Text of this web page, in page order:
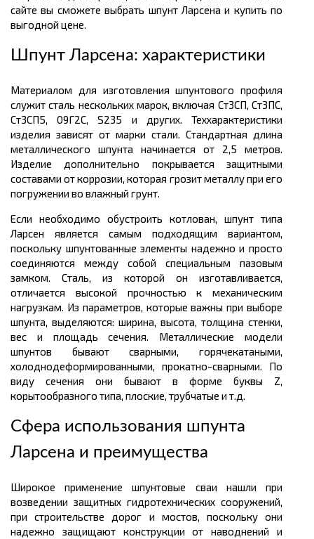
сайте вы сможете выбрать шпунт Ларсена и купить по
выгодной цене.
Шпунт Ларсена: характеристики
Материалом для изготовления шпунтового профиля
служит сталь нескольких марок, включая Ст3СП, Ст3ПС,
Ст3СП5, 09Г2С, S235 и других. Теххарактеристики
изделия зависят от марки стали. Стандартная длина
металлического шпунта начинается от 2,5 метров.
Изделие дополнительно покрывается защитными
составами от коррозии, которая грозит металлу при его
погружении во влажный грунт.
Если необходимо обустроить котлован, шпунт типа
Ларсен является самым подходящим вариантом,
поскольку шпунтованные элементы надежно и просто
соединяются между собой специальным пазовым
замком. Сталь, из которой он изготавливается,
отличается высокой прочностью к механическим
нагрузкам. Из параметров, которые важны при выборе
шпунта, выделяются: ширина, высота, толщина стенки,
вес и площадь сечения. Металлические модели
шпунтов бывают сварными, горячекатаными,
холоднодеформированными, прокатно-сварными. По
виду сечения они бывают в форме буквы Z,
корытообразного типа, плоские, трубчатые и т.д.
Сфера использования шпунта
Ларсена и преимущества
Широкое применение шпунтовые сваи нашли при
возведении защитных гидротехнических сооружений,
при строительстве дорог и мостов, поскольку они
надежно защищают конструкции от наводнений и